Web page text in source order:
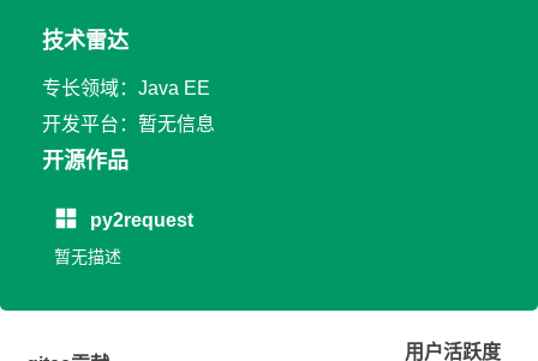
技术雷达
专长领域：Java EE
开发平台：暂无信息
开源作品
py2request
暂无描述
用户活跃度